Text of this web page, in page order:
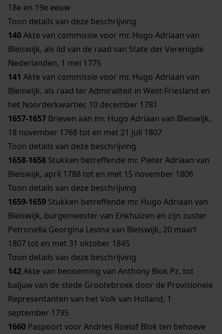
18e en 19e eeuw
Toon details van deze beschrijving
140Akte van commissie voor mr. Hugo Adriaan van
Bleiswijk, als lid van de raad van State der Verenigde
Nederlanden, 1 mei 1775
141 Akte van commissie voor mr. Hugo Adriaan van
Bleiswijk, als raad ter Admiraliteit in West-Friesland en
het Noorderkwartier, 10 december 1781
1657-1657 Brieven aan mr. Hugo Adriaan van Bleiswijk,
18 november 1768 tot en met 21 juli 1807
Toon details van deze beschrijving
1658-1658 Stukken betreffende mr. Pieter Adriaan van
Bleiswijk, april 1788 tot en met 15 november 1806
Toon details van deze beschrijving
1659-1659 Stukken betreffende mr. Hugo Adriaan van
Bleiswijk, burgemeester van Enkhuizen en zijn zuster
Petronella Georgina Levina van Bleiswijk, 20 maart
1807 tot en met 31 oktober 1845
Toon details van deze beschrijving
142Akte van benoeming van Anthony Blok Pz. tot
baljuw van de stede Grootebroek door de Provisionele
Representanten van het Volk van Holland, 1
september 1795
1660 Paspoort voor Andries Roelof Blok ten behoeve